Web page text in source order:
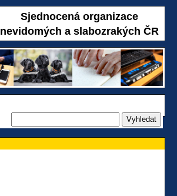
Sjednocená organizace
nevidomých a slabozrakých ČR